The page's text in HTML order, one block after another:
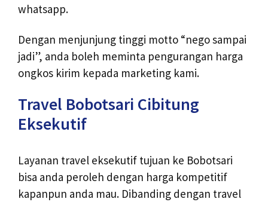
whatsapp.
Dengan menjunjung tinggi motto “nego sampai
jadi”, anda boleh meminta pengurangan harga
ongkos kirim kepada marketing kami.
Travel Bobotsari Cibitung
Eksekutif
Layanan travel eksekutif tujuan ke Bobotsari
bisa anda peroleh dengan harga kompetitif
kapanpun anda mau. Dibanding dengan travel